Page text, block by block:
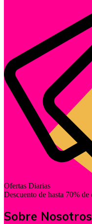
Ofertas Diarias
Descuento de hasta 70% de
Sobre Nosotros